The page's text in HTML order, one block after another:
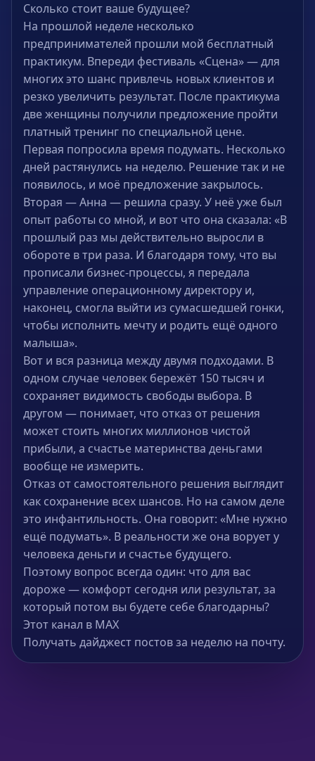
Сколько стоит ваше будущее?
На прошлой неделе несколько
предпринимателей прошли мой бесплатный
практикум. Впереди фестиваль «Сцена» — для
многих это шанс привлечь новых клиентов и
резко увеличить результат. После практикума
две женщины получили предложение пройти
платный тренинг по специальной цене.
Первая попросила время подумать. Несколько
дней растянулись на неделю. Решение так и не
появилось, и моё предложение закрылось.
Вторая — Анна — решила сразу. У неё уже был
опыт работы со мной, и вот что она сказала: «В
прошлый раз мы действительно выросли в
обороте в три раза. И благодаря тому, что вы
прописали бизнес‑процессы, я передала
управление операционному директору и,
наконец, смогла выйти из сумасшедшей гонки,
чтобы исполнить мечту и родить ещё одного
малыша».
Вот и вся разница между двумя подходами. В
одном случае человек бережёт 150 тысяч и
сохраняет видимость свободы выбора. В
другом — понимает, что отказ от решения
может стоить многих миллионов чистой
прибыли, а счастье материнства деньгами
вообще не измерить.
Отказ от самостоятельного решения выглядит
как сохранение всех шансов. Но на самом деле
это инфантильность. Она говорит: «Мне нужно
ещё подумать». В реальности же она ворует у
человека деньги и счастье будущего.
Поэтому вопрос всегда один: что для вас
дороже — комфорт сегодня или результат, за
который потом вы будете себе благодарны?
Этот канал в MAX
Получать дайджест постов за неделю на почту.